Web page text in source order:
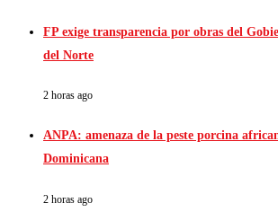
FP exige transparencia por obras del
del Norte
2 horas ago
ANPA: amenaza de la peste porcina
Dominicana
2 horas ago